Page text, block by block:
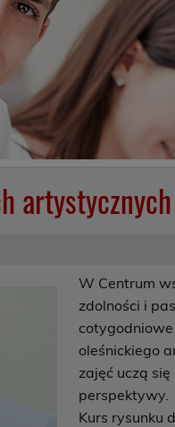
artystycznych
W Centrum
zdolności i
oleśnickiego
zajęć uczą
perspektywy.
Kurs rysunku